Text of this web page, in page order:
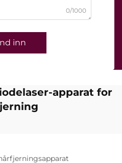
0/1000
inn
apparat for